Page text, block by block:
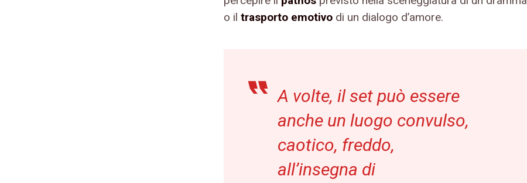
o il trasporto emotivo di un dialogo d’amore.
A volte, il set può essere
anche un luogo convulso,
caotico, freddo,
all’insegna di